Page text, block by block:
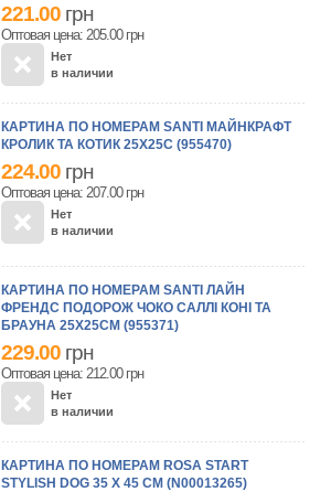
221.00 грн
Оптовая цена: 205.00 грн
Нет
в наличии
КАРТИНА ПО НОМЕРАМ SANTI МАЙНКРАФТ
КРОЛИК ТА КОТИК 25Х25С (955470)
224.00 грн
Оптовая цена: 207.00 грн
Нет
в наличии
КАРТИНА ПО НОМЕРАМ SANTI ЛАЙН
ФРЕНДС ПОДОРОЖ ЧОКО САЛЛІ КОНІ ТА
БРАУНА 25Х25СМ (955371)
229.00 грн
Оптовая цена: 212.00 грн
Нет
в наличии
КАРТИНА ПО НОМЕРАМ ROSA START
STYLISH DOG 35 Х 45 СМ (N00013265)